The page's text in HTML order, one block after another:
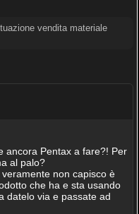
vendita materiale
ancora Pentax a fare?! Per
al palo?
non capisco è
che ha e sta usando
datelo via e passate ad